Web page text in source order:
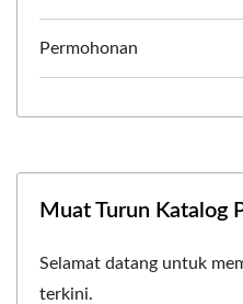
Permohonan
Muat Turun Katalog
Selamat datang untuk
terkini.